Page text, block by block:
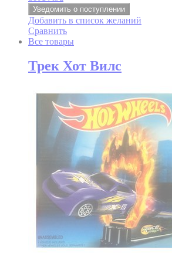
Уведомить о поступлении
Добавить в список желаний
Сравнить
Все товары
Трек Хот Вилс